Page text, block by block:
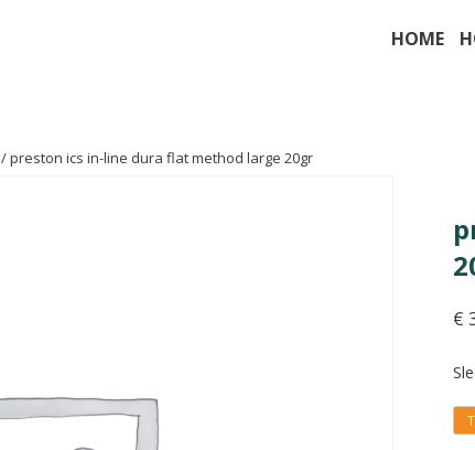
HOME
/ preston ics in-line dura flat method large 20gr
€